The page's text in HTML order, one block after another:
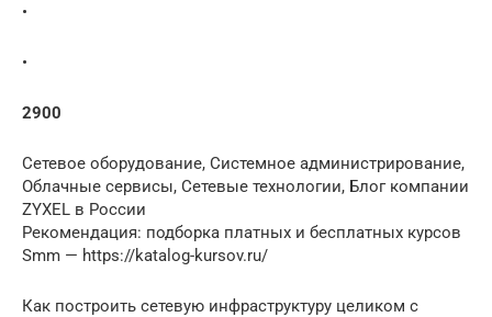
•
•
2900
Сетевое оборудование, Системное администрирование,
Облачные сервисы, Сетевые технологии, Блог компании
ZYXEL в России
Рекомендация: подборка платных и бесплатных курсов
Smm — https://katalog-kursov.ru/
Как построить сетевую инфраструктуру целиком с